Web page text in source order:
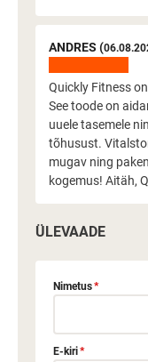
ANDRES (
Quickly Fitness
See toode on
uuele tasemele
tõhusust.
mugav ning
kogemus! Aitäh,
ÜLEVAADE
Nimetus*
E-kiri*